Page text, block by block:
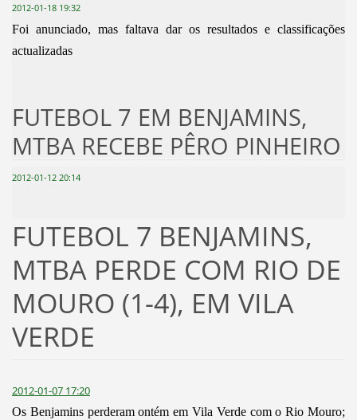
2012-01-18 19:32
Foi anunciado, mas faltava dar os resultados e classificações
actualizadas
FUTEBOL 7 EM BENJAMINS,
MTBA RECEBE PÊRO PINHEIRO
2012-01-12 20:14
FUTEBOL 7 BENJAMINS,
MTBA PERDE COM RIO DE
MOURO (1-4), EM VILA
VERDE
2012-01-07 17:20
Os Benjamins perderam ontém em Vila Verde com o Rio Mouro;